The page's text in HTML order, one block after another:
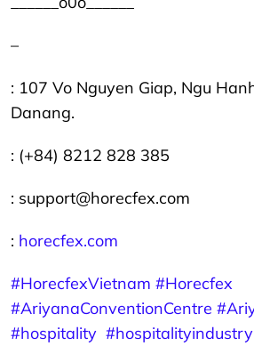
–
: 107 Vo Nguyen Giap, Ngu
Danang.
: (+84) 8212 828 385
: support@horecfex.com
: horecfex.com
#HorecfexVietnam #Horecfex
#AriyanaConventionCentre
#hospitality #hospitalityindustry